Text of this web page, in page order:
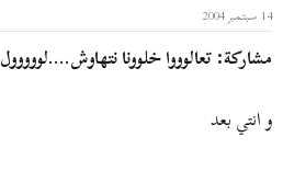
14 سبتمبر 2004
مشاركة: تعالوووا خلوونا نتهاوش....لووووول
و انتي بعد